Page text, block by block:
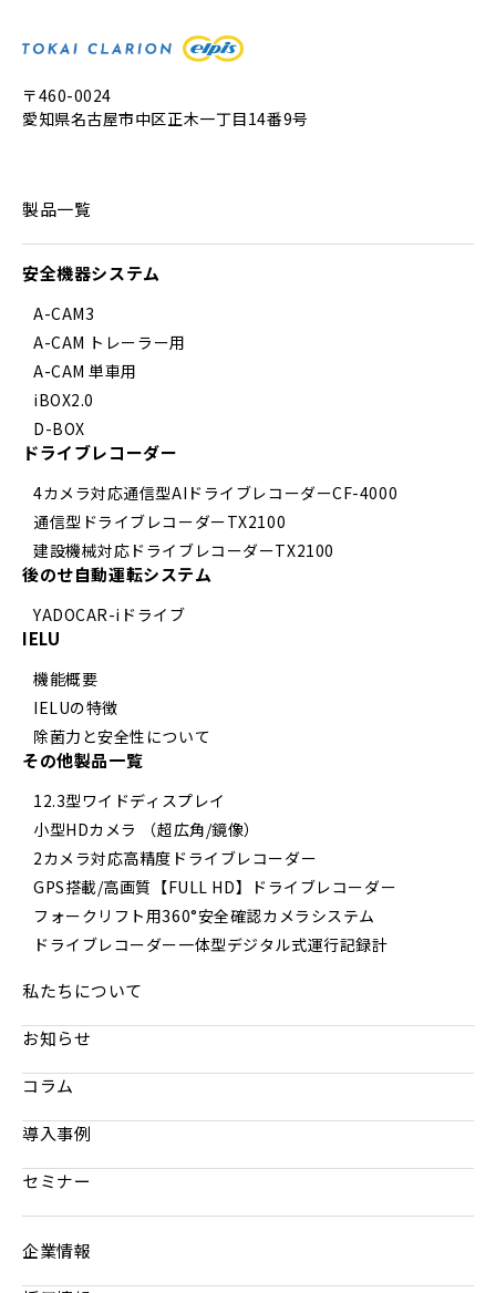
〒460-0024
愛知県名古屋市中区正木一丁目14番9号
製品一覧
安全機器システム
A-CAM3
A-CAM トレーラー用
A-CAM 単車用
iBOX2.0
D-BOX
ドライブレコーダー
4カメラ対応通信型AIドライブレコーダーCF-4000
通信型ドライブレコーダーTX2100
建設機械対応ドライブレコーダーTX2100
後のせ自動運転システム
YADOCAR-iドライブ
IELU
機能概要
IELUの特徴
除菌力と安全性について
その他製品一覧
12.3型ワイドディスプレイ
小型HDカメラ （超広角/鏡像）
2カメラ対応高精度ドライブレコーダー
GPS搭載/高画質【FULL HD】ドライブレコーダー
フォークリフト用360°安全確認カメラシステム
ドライブレコーダー一体型デジタル式運行記録計
私たちについて
お知らせ
コラム
導入事例
セミナー
企業情報